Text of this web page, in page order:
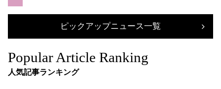
ピックアップニュース一覧
Popular Article Ranking
人気記事ランキング